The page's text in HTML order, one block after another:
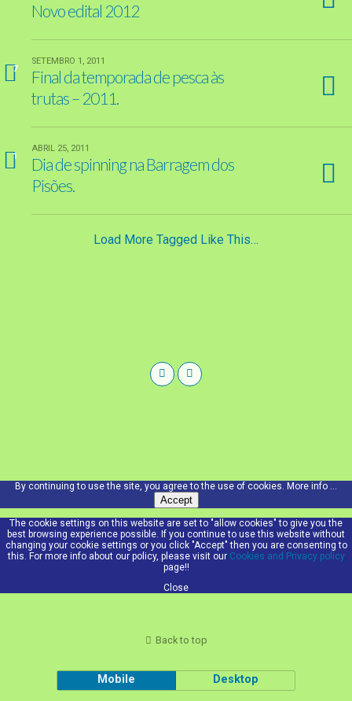
Novo edital 2012
7
SETEMBRO 1, 2011
Final da temporada de pesca às
trutas – 2011.
1
ABRIL 25, 2011
Dia de spinning na Barragem dos
Pisões.
Load More Tagged Like This…
By continuing to use the site, you agree to the use of cookies. More info ...
Accept
The cookie settings on this website are set to "allow cookies" to give you the
best browsing experience possible. If you continue to use this website without
changing your cookie settings or you click "Accept" then you are consenting to
this. For more info about our policy, please visit our Cookies and Privacy policy
page!!
Close
Back to top
Mobile Desktop